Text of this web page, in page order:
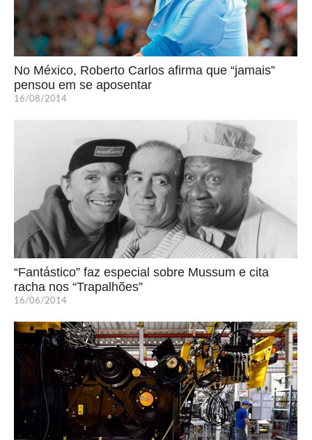
No México, Roberto Carlos afirma que “jamais”
pensou em se aposentar
16/08/2014
“Fantástico” faz especial sobre Mussum e cita
racha nos “Trapalhões”
16/06/2014